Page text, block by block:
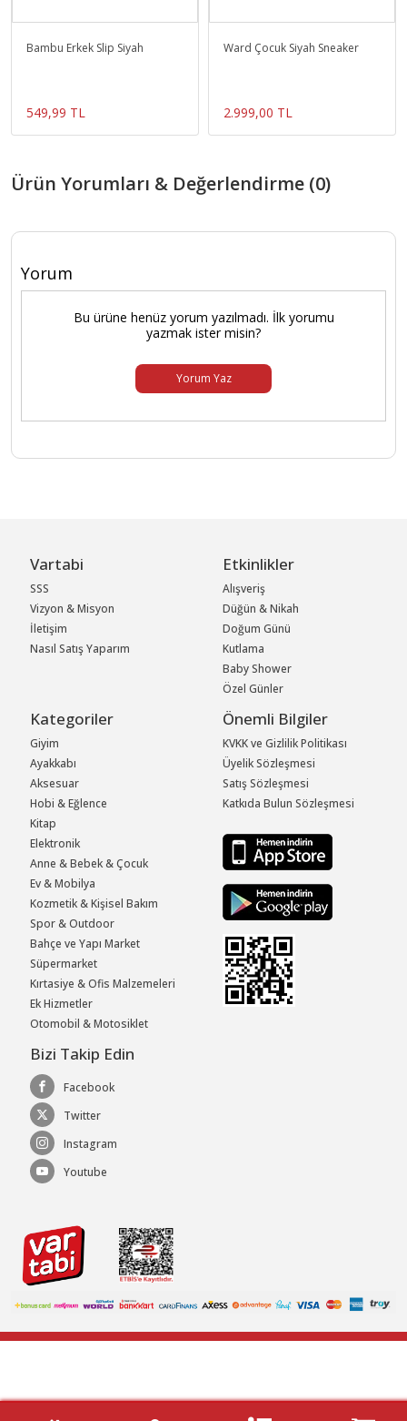
Bambu Erkek Slip Siyah
549,99 TL
Ward Çocuk Siyah Sneaker
2.999,00 TL
Ürün Yorumları & Değerlendirme (0)
Yorum
Bu ürüne henüz yorum yazılmadı. İlk yorumu
yazmak ister misin?
Yorum Yaz
Vartabi
SSS
Vizyon & Misyon
İletişim
Nasıl Satış Yaparım
Etkinlikler
Alışveriş
Düğün & Nikah
Doğum Günü
Kutlama
Baby Shower
Özel Günler
Kategoriler
Giyim
Ayakkabı
Aksesuar
Hobi & Eğlence
Kitap
Elektronik
Anne & Bebek & Çocuk
Ev & Mobilya
Kozmetik & Kişisel Bakım
Spor & Outdoor
Bahçe ve Yapı Market
Süpermarket
Kırtasiye & Ofis Malzemeleri
Ek Hizmetler
Otomobil & Motosiklet
Önemli Bilgiler
KVKK ve Gizlilik Politikası
Üyelik Sözleşmesi
Satış Sözleşmesi
Katkıda Bulun Sözleşmesi
Bizi Takip Edin
Facebook
Twitter
Instagram
Youtube